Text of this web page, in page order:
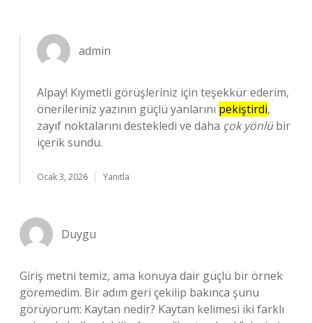
admin
Alpay! Kıymetli görüşleriniz için teşekkür ederim,
önerileriniz yazının güçlü yanlarını pekiştirdi,
zayıf noktalarını destekledi ve daha çok yönlübir
içerik sundu.
Ocak 3, 2026 Yanıtla
Duygu
Giriş metni temiz, ama konuya dair güçlü bir örnek
göremedim. Bir adım geri çekilip bakınca şunu
görüyorum: Kaytan nedir? Kaytan kelimesi iki farklı